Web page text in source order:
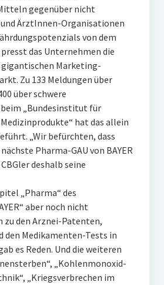
gegenüber nicht
ÄrztInnen-Organisationen
von dem
das Unternehmen die
Marketing-
Zu 133 Meldungen über
über schwere
„Bundesinstitut für
hat das allein
„Wir befürchten, dass
Pharma-GAU von BAYER
deshalb seine
„Pharma“ des
aber noch nicht
zu den Arznei-Patenten,
den Medikamenten-Tests in
es Reden. Und die weiteren
„Kohlenmonoxid-
„Kriegsverbrechen im